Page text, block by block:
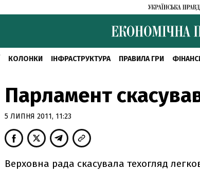
КОЛОНКИ ІНФРАСТРУКТУРА ПРАВИЛА ГРИ
Парламент
5 ЛИПНЯ 2011, 11:23
Верховна рада скасувала техогляд